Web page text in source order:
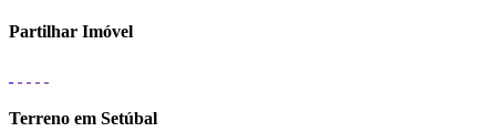
Partilhar Imóvel
Terreno em Setúbal